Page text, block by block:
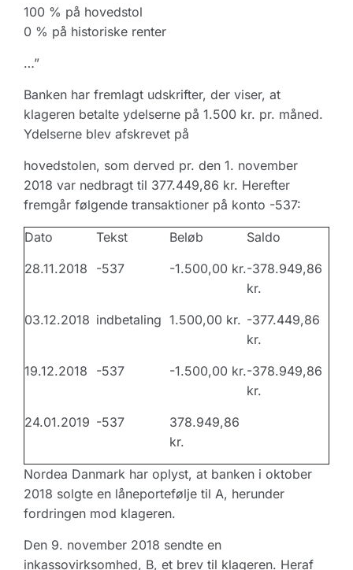
100 % på hovedstol
0 % på historiske renter
…”
Banken har fremlagt udskrifter, der viser, at
klageren betalte ydelserne på 1.500 kr. pr. måned.
Ydelserne blev afskrevet på
hovedstolen, som derved pr. den 1. november
2018 var nedbragt til 377.449,86 kr. Herefter
fremgår følgende transaktioner på konto -537:
Dato Tekst Beløb
Saldo
28.11.2018
-537 -1.500,00 kr.-378.949,86
kr.
03.12.2018 indbetaling 1.500,00 kr. -377.449,86
kr.
19.12.2018
-537 -1.500,00 kr.-378.949,86
kr.
24.01.2019 -537
378.949,86
kr.
Nordea Danmark har oplyst, at banken i oktober
2018 solgte en låneportefølje til A, herunder
fordringen mod klageren.
Den 9. november 2018 sendte en
inkassovirksomhed, B, et brev til klageren. Heraf